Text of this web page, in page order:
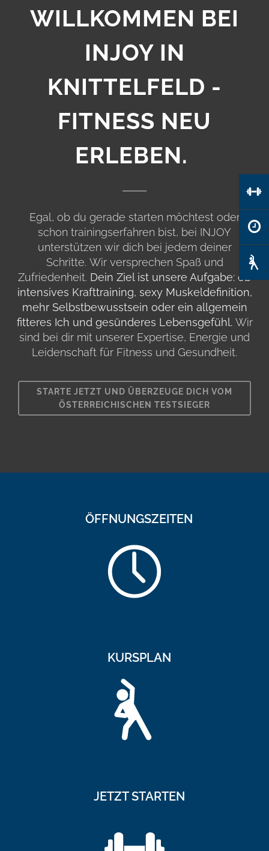
WILLKOMMEN BEI
INJOY IN
KNITTELFELD -
FITNESS NEU
ERLEBEN.
Egal, ob du gerade starten möchtest oder
schon trainingserfahren bist, bei INJOY
unterstützen wir dich bei jedem deiner
Schritte. Wir versprechen Spaß und
Zufriedenheit. Dein Ziel ist unsere Aufgabe: ob
intensives Krafttraining, sexy Muskeldefinition,
mehr Selbstbewusstsein oder ein allgemein
fitteres Ich und gesünderes Lebensgefühl. Wir
sind bei dir mit unserer Expertise, Energie und
Leidenschaft für Fitness und Gesundheit.
STARTE JETZT UND ÜBERZEUGE DICH VOM
ÖSTERREICHISCHEN TESTSIEGER
ÖFFNUNGSZEITEN
KURSPLAN
JETZT STARTEN